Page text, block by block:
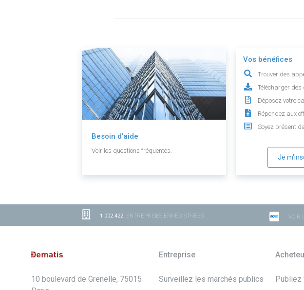
Besoin d'aide
Voir les questions fréquentes.
Vos bénéfices
Trouver des
Télécharger
Déposez votre
Répondez aux
Soyez présent
Je
1 002 422ENTREPRISES ENREGISTRÉES VOIR
10 boulevard de Grenelle, 75015
Entreprise
Surveillez les marchés publics Publiez